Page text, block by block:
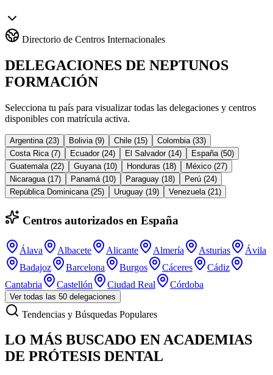
Directorio de Centros Internacionales
DELEGACIONES DE NEPTUNOS
FORMACIÓN
Selecciona tu país para visualizar todas las delegaciones y centros
disponibles con matrícula activa.
Argentina (23) Bolivia (9) Chile (15) Colombia (33)
Costa Rica (7) Ecuador (24) El Salvador (14) España (50)
Guatemala (22) Guyana (10) Honduras (18) México (27)
Nicaragua (17) Panamá (10) Paraguay (18) Perú (24)
República Dominicana (25) Uruguay (19) Venezuela (21)
Centros autorizados en España
Álava Albacete Alicante Almería Asturias
Ávila
Badajoz
Barcelona Burgos Cáceres
Cádiz
Cantabria
Castellón Ciudad Real Córdoba
Ver todas las 50 delegaciones
Tendencias y Búsquedas Populares
LO MÁS BUSCADO EN ACADEMIAS
DE PRÓTESIS DENTAL